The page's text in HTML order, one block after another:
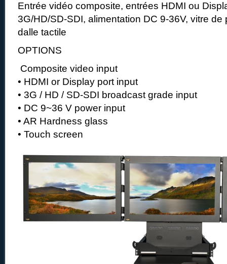
Entrée vidéo composite, entrées HDMI ou
3G/HD/SD-SDI, alimentation DC 9-36V, vitre de
dalle tactile
OPTIONS
Composite video input
• HDMI or Display port input
• 3G / HD / SD-SDI broadcast grade input
• DC 9~36 V power input
• AR Hardness glass
• Touch screen